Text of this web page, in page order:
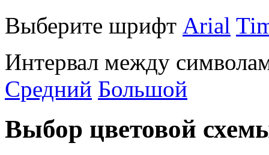
Выберите шрифт Arial
Интервал между
Средний Большой
Выбор цветовой